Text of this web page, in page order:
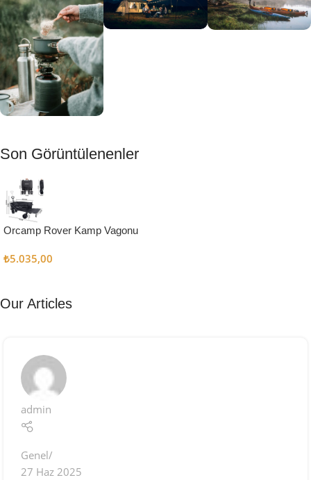
Muftağı
Kampçı
Şefler İçin
Keşfet
Son Görüntülenenler
Orcamp Rover Kamp Vagonu
₺5.035,00
Our Articles
admin
Genel
27 Haz 2025